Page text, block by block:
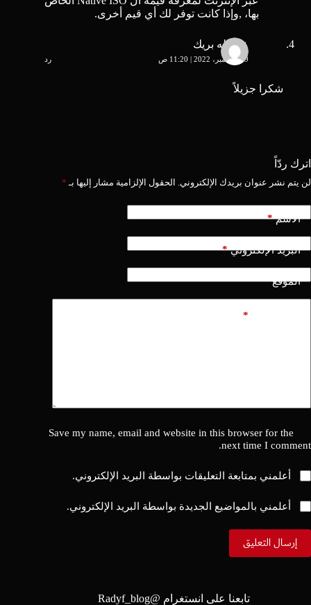
بها، ,وإذا كانت توفر لك أي قيم أخرى.
عبدالله بريك
19 ديسمبر، 2022 | 11:20 ص رد
شكرا جزيلاً
اترك ردّاً
لن يتم نشر عنوان بريدك الإلكتروني. الحقول الإلزامية مشار إليها بـ *
الاسم*
البريد الإلكتروني*
الموقع
*
Save my name, email and website in this browser for the
next time I comment.
أعلمني بمتابعة التعليقات بواسطة البريد الإلكتروني.
أعلمني بالمواضيع الجديدة بواسطة البريد الإلكتروني.
إرسال التعليق
تابعنا على انستغرام @Radyf_blog